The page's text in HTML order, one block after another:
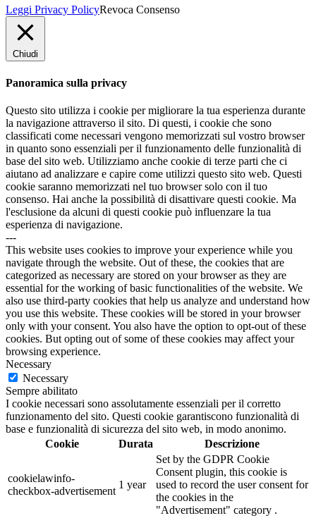
Leggi Privacy PolicyRevoca Consenso
Chiudi
Panoramica sulla privacy
Questo sito utilizza i cookie per migliorare la tua esperienza durante
la navigazione attraverso il sito. Di questi, i cookie che sono
classificati come necessari vengono memorizzati sul vostro browser
in quanto sono essenziali per il funzionamento delle funzionalità di
base del sito web. Utilizziamo anche cookie di terze parti che ci
aiutano ad analizzare e capire come utilizzi questo sito web. Questi
cookie saranno memorizzati nel tuo browser solo con il tuo
consenso. Hai anche la possibilità di disattivare questi cookie. Ma
l'esclusione da alcuni di questi cookie può influenzare la tua
esperienza di navigazione.
---
This website uses cookies to improve your experience while you
navigate through the website. Out of these, the cookies that are
categorized as necessary are stored on your browser as they are
essential for the working of basic functionalities of the website. We
also use third-party cookies that help us analyze and understand how
you use this website. These cookies will be stored in your browser
only with your consent. You also have the option to opt-out of these
cookies. But opting out of some of these cookies may affect your
browsing experience.
Necessary
Necessary
Sempre abilitato
I cookie necessari sono assolutamente essenziali per il corretto
funzionamento del sito. Questi cookie garantiscono funzionalità di
base e funzionalità di sicurezza del sito web, in modo anonimo.
Cookie
Durata Descrizione
cookielawinfo-
checkbox-advertisement
1 year
Set by the GDPR Cookie
Consent plugin, this cookie is
used to record the user consent for
the cookies in the
"Advertisement" category .